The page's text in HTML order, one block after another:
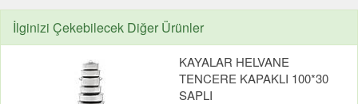
İlginizi Çekebilecek Diğer Ürünler
KAYALAR HELVANE
TENCERE KAPAKLI 100*30
SAPLI